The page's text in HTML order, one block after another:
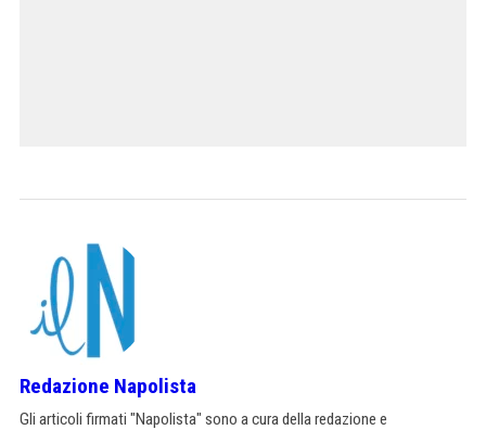
Redazione Napolista
Gli articoli firmati "Napolista" sono a cura della redazione e